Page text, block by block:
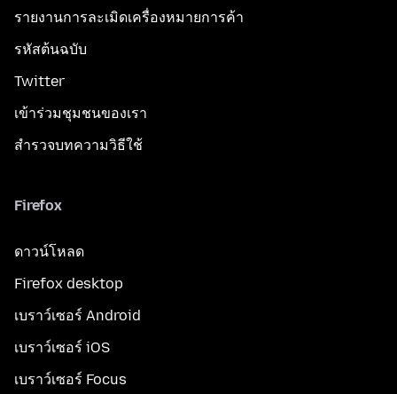
รายงานการละเมิดเครื่องหมายการค้า
รหัสต้นฉบับ
Twitter
เข้าร่วมชุมชนของเรา
สำรวจบทความวิธีใช้
Firefox
ดาวน์โหลด
Firefox desktop
เบราว์เซอร์ Android
เบราว์เซอร์ iOS
เบราว์เซอร์ Focus